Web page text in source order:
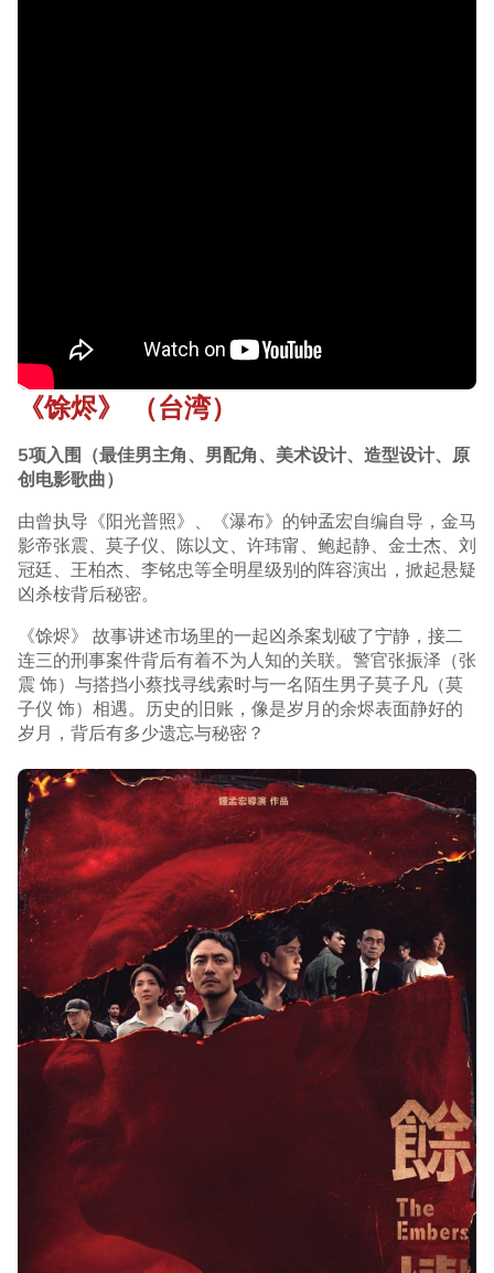
《馀烬》 （台湾）
5项入围（最佳男主角、男配角、美术设计、造型设计、原
创电影歌曲）
由曾执导《阳光普照》、《瀑布》的钟孟宏自编自导，金马
影帝张震、莫子仪、陈以文、许玮甯、鲍起静、金士杰、刘
冠廷、王柏杰、李铭忠等全明星级别的阵容演出，掀起悬疑
凶杀桉背后秘密。
《馀烬》 故事讲述市场里的一起凶杀案划破了宁静，接二
连三的刑事案件背后有着不为人知的关联。警官张振泽（张
震 饰）与搭挡小蔡找寻线索时与一名陌生男子莫子凡（莫
子仪 饰）相遇。历史的旧账，像是岁月的余烬表面静好的
岁月，背后有多少遗忘与秘密？